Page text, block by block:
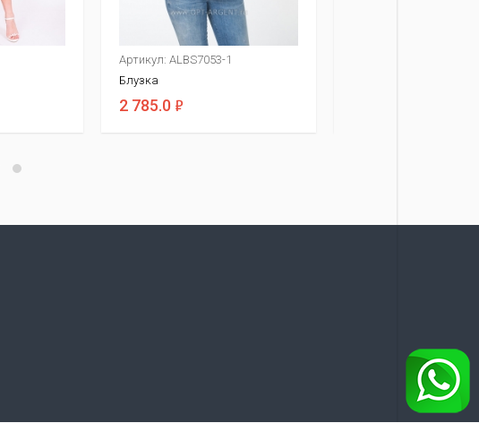
Артикул: ALBS7053-1
Блузка
2 785.0 ф